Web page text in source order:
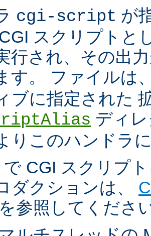
cgi-script が
スクリプトと
行され、その出
す。 ファイルは
ブに指定された
ディ
りこのハンドラ
CGI スクリプ
ダクションは、
を参照してくださ